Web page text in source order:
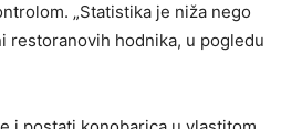
„Statistika je niža nego
restoranovih hodnika, u pogledu